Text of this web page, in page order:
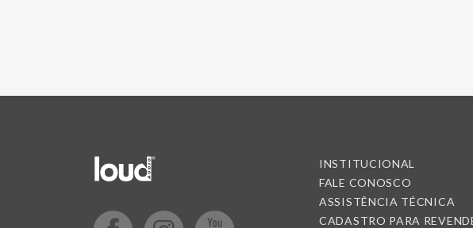
INSTITUCIONAL
FALE CONOSCO
ASSISTÊNCIA TÉCNICA
CADASTRO PARA